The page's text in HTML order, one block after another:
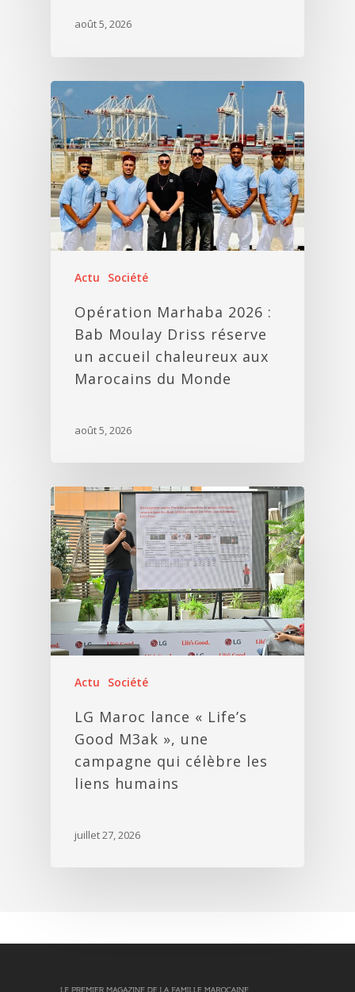
août 5, 2026
Actu Société
Opération Marhaba 2026 :
Bab Moulay Driss réserve
un accueil chaleureux aux
Marocains du Monde
août 5, 2026
Actu Société
LG Maroc lance « Life’s
Good M3ak », une
campagne qui célèbre les
liens humains
juillet 27, 2026